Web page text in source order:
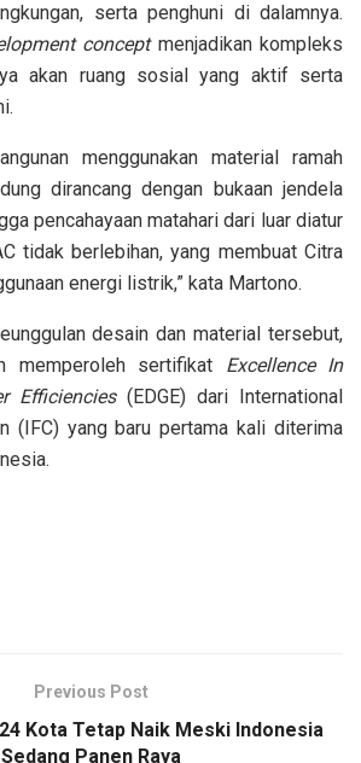
serta penghuni di dalamnya.
conceptmenjadikan kompleks
akan ruang sosial yang aktif serta
menggunakan material ramah
dirancang dengan bukaan jendela
pencahayaan matahari dari luar diatur
tidak berlebihan, yang membuat Citra
energi listrik,” kata Martono.
desain dan material tersebut,
memperoleh sertifikat Excellence In
Efficiencies(EDGE) dari International
(IFC) yang baru pertama kali diterima
Previous Post
Kota Tetap Naik Meski Indonesia
Sedang Panen Raya